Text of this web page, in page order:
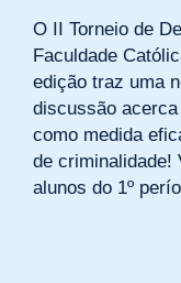
O II Torneio de
Faculdade
edição traz uma
discussão
como medida
de criminalidade!
alunos do 1º